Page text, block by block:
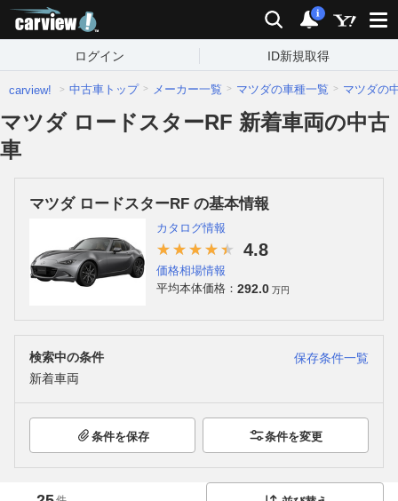
検索 通知
i
ログイン ID新規取得
carview! 中古車トップ メーカー一覧 マツダの車種一覧 マツダの
マツダ ロードスターRF 新着車両の中古
車
マツダ ロードスターRF の基本情報
カタログ情報
4.8
価格相場情報
平均本体価格： 292.0 万円
検索中の条件
保存条件一覧
新着車両
条件を保存 条件を変更